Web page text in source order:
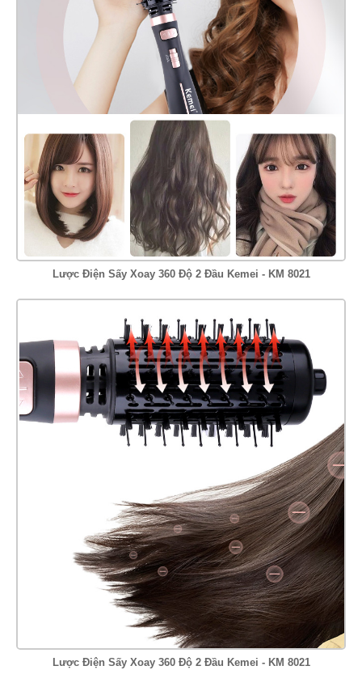
Lược Điện Sấy Xoay 360 Độ 2 Đầu Kemei - KM 8021
Lược Điện Sấy Xoay 360 Độ 2 Đầu Kemei - KM 8021